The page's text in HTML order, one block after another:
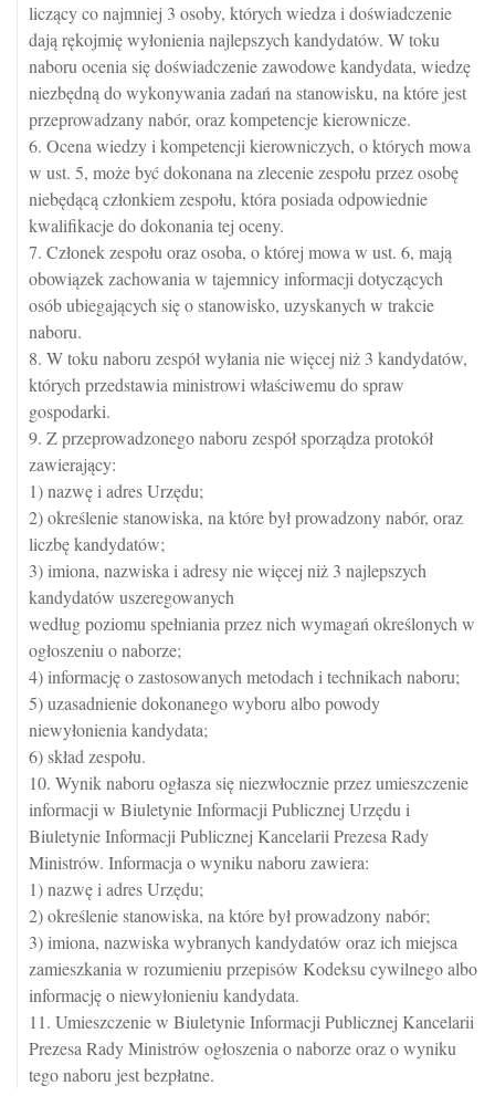
liczący co najmniej 3 osoby, których wiedza i doświadczenie
dają rękojmię wyłonienia najlepszych kandydatów. W toku
naboru ocenia się doświadczenie zawodowe kandydata, wiedzę
niezbędną do wykonywania zadań na stanowisku, na które jest
przeprowadzany nabór, oraz kompetencje kierownicze.
6. Ocena wiedzy i kompetencji kierowniczych, o których mowa
w ust. 5, może być dokonana na zlecenie zespołu przez osobę
niebędącą członkiem zespołu, która posiada odpowiednie
kwalifikacje do dokonania tej oceny.
7. Członek zespołu oraz osoba, o której mowa w ust. 6, mają
obowiązek zachowania w tajemnicy informacji dotyczących
osób ubiegających się o stanowisko, uzyskanych w trakcie
naboru.
8. W toku naboru zespół wyłania nie więcej niż 3 kandydatów,
których przedstawia ministrowi właściwemu do spraw
gospodarki.
9. Z przeprowadzonego naboru zespół sporządza protokół
zawierający:
1) nazwę i adres Urzędu;
2) określenie stanowiska, na które był prowadzony nabór, oraz
liczbę kandydatów;
3) imiona, nazwiska i adresy nie więcej niż 3 najlepszych
kandydatów uszeregowanych
według poziomu spełniania przez nich wymagań określonych w
ogłoszeniu o naborze;
4) informację o zastosowanych metodach i technikach naboru;
5) uzasadnienie dokonanego wyboru albo powody
niewyłonienia kandydata;
6) skład zespołu.
10. Wynik naboru ogłasza się niezwłocznie przez umieszczenie
informacji w Biuletynie Informacji Publicznej Urzędu i
Biuletynie Informacji Publicznej Kancelarii Prezesa Rady
Ministrów. Informacja o wyniku naboru zawiera:
1) nazwę i adres Urzędu;
2) określenie stanowiska, na które był prowadzony nabór;
3) imiona, nazwiska wybranych kandydatów oraz ich miejsca
zamieszkania w rozumieniu przepisów Kodeksu cywilnego albo
informację o niewyłonieniu kandydata.
11. Umieszczenie w Biuletynie Informacji Publicznej Kancelarii
Prezesa Rady Ministrów ogłoszenia o naborze oraz o wyniku
tego naboru jest bezpłatne.